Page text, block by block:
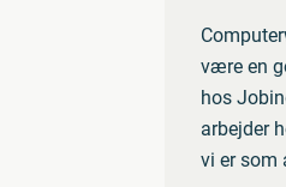
være en
hos
arbejder
vi er som